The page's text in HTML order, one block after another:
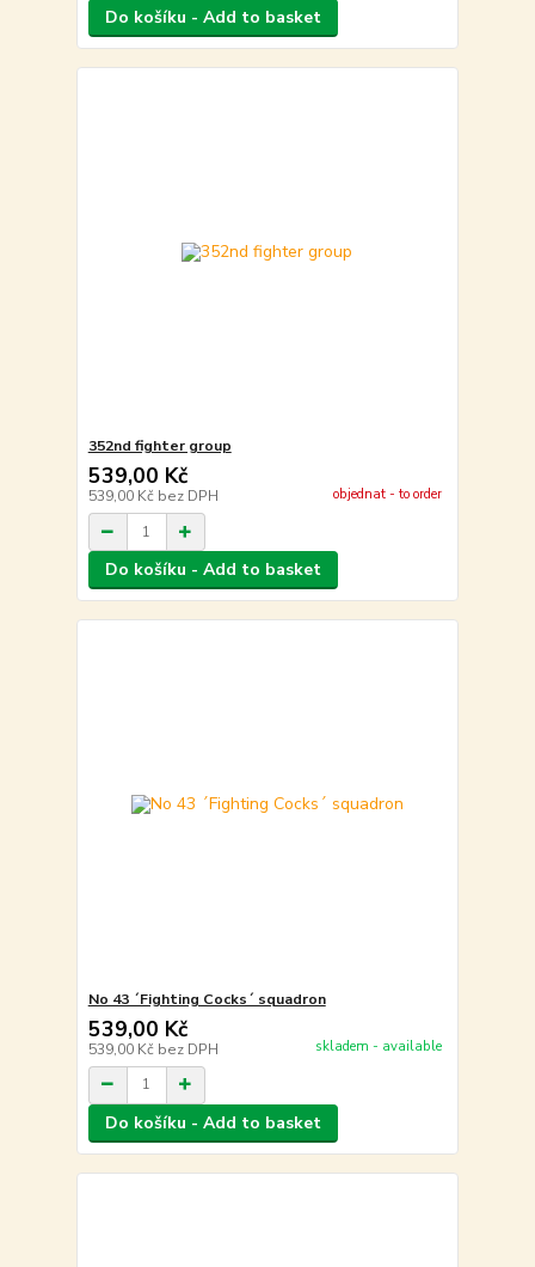
Do košíku - Add to basket
352nd fighter group
539,00 Kč
539,00 Kč bez DPH objednat - to order
Do košíku - Add to basket
No 43 ´Fighting Cocks´ squadron
539,00 Kč
539,00 Kč bez DPH skladem - available
Do košíku - Add to basket